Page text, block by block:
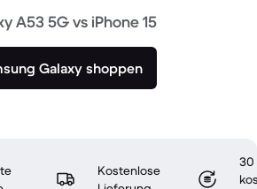
A53 5G vs iPhone 15
Galaxy shoppen
Kostenlose
30